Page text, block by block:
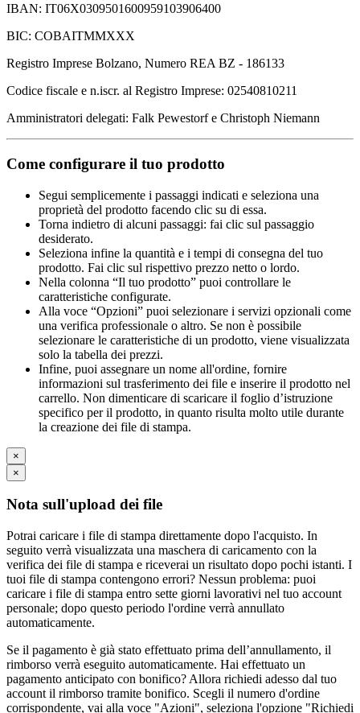
IBAN: IT06X0309501600959103906400
BIC: COBAITMMXXX
Registro Imprese Bolzano, Numero REA BZ - 186133
Codice fiscale e n.iscr. al Registro Imprese: 02540810211
Amministratori delegati: Falk Pewestorf e Christoph Niemann
Come configurare il tuo prodotto
Segui semplicemente i passaggi indicati e seleziona una
proprietà del prodotto facendo clic su di essa.
Torna indietro di alcuni passaggi: fai clic sul passaggio
desiderato.
Seleziona infine la quantità e i tempi di consegna del tuo
prodotto. Fai clic sul rispettivo prezzo netto o lordo.
Nella colonna “Il tuo prodotto” puoi controllare le
caratteristiche configurate.
Alla voce “Opzioni” puoi selezionare i servizi opzionali come
una verifica professionale o altro. Se non è possibile
selezionare le caratteristiche di un prodotto, viene visualizzata
solo la tabella dei prezzi.
Infine, puoi assegnare un nome all'ordine, fornire
informazioni sul trasferimento dei file e inserire il prodotto nel
carrello. Non dimenticare di scaricare il foglio d’istruzione
specifico per il prodotto, in quanto risulta molto utile durante
la creazione dei file di stampa.
×
×
Nota sull'upload dei file
Potrai caricare i file di stampa direttamente dopo l'acquisto. In
seguito verrà visualizzata una maschera di caricamento con la
verifica dei file di stampa e riceverai un risultato dopo pochi istanti. I
tuoi file di stampa contengono errori? Nessun problema: puoi
caricare i file di stampa entro sette giorni lavorativi nel tuo account
personale; dopo questo periodo l'ordine verrà annullato
automaticamente.
Se il pagamento è già stato effettuato prima dell’annullamento, il
rimborso verrà eseguito automaticamente. Hai effettuato un
pagamento anticipato con bonifico? Allora richiedi adesso dal tuo
account il rimborso tramite bonifico. Scegli il numero d'ordine
corrispondente, vai alla voce "Azioni", seleziona l'opzione "Richiedi